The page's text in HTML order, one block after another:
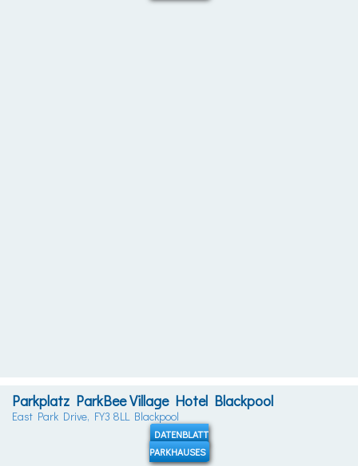
Parkplatz ParkBee Village Hotel Blackpool
East Park Drive, FY3 8LL Blackpool
DATENBLATT
PARKHAUSES